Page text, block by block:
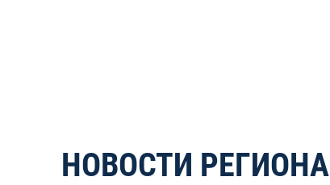
НОВОСТИ РЕГИОНА